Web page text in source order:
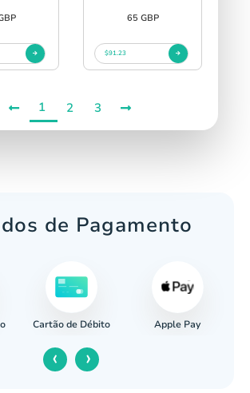
65 GBP
$91.23
1 2 3
de Pagamento
Cartão de Débito Apple Pay
‹ ›